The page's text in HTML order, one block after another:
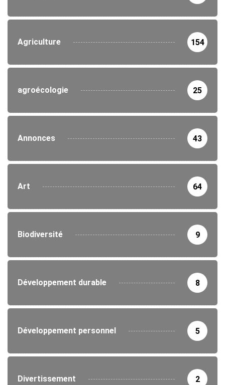
Agriculture 154
agroécologie 25
Annonces 43
Art 64
Biodiversité 9
Développement durable 8
Développement personnel 5
Divertissement 2